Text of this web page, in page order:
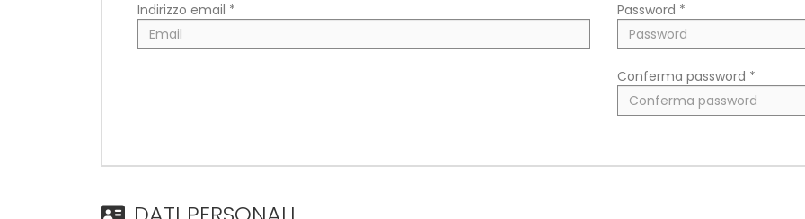
Indirizzo email * Password *
Conferma password *